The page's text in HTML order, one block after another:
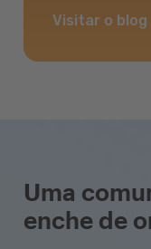
Visitar o blog
Uma
enche de